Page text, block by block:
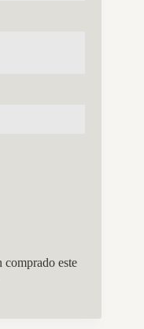
comprado este